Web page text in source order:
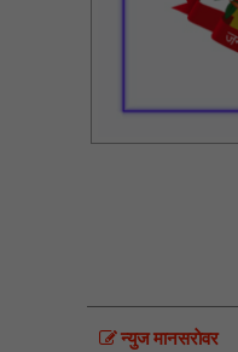
न्युज मानसराेवर